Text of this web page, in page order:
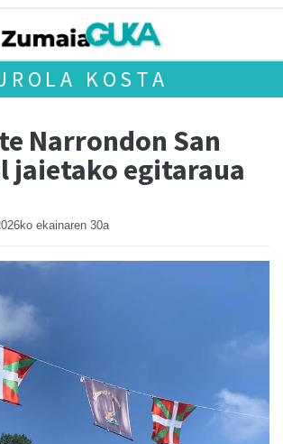
KOSTA
Narrondon San
jaietako egitaraua
ekainaren 30a